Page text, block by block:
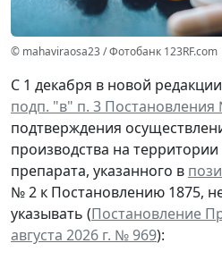
© mahaviraosa23 / Фотобанк 123RF.com
С 1 декабря в новой
подп. "в" п. 3 Постановления
подтверждения
производства на
препарата, указанного в
№ 2 к Постановлению 1875,
указывать (Постановление
августа 2026 г. № 969):